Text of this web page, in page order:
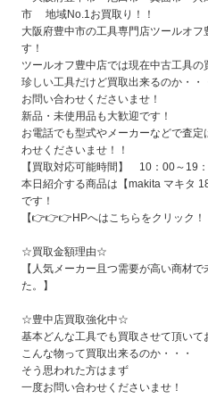
市 地域No.1お買取り！！
大阪府豊中市の工具専門店ツールオフ
す！
ツールオフ豊中店では現在中古工具の
珍しい工具だけど買取出来るのか・
お問い合わせくださいませ！
新品・未使用品も大歓迎です！
お電話でも型式やメーカーなどで査
わせくださいませ！！
【買取対応可能時間】 10：00～19
本日紹介する商品は【makita マキタ
です！
【👉👉👉HPへはこちらをクリック！
☆買取金額理由☆
【人気メーカー且つ需要が高い商材
た。 】
☆豊中店買取強化中☆
基本どんな工具でも買取させて頂いて
こんな物って買取出来るのか・・・
そう思われた方はまず
一度お問い合わせくださいませ！